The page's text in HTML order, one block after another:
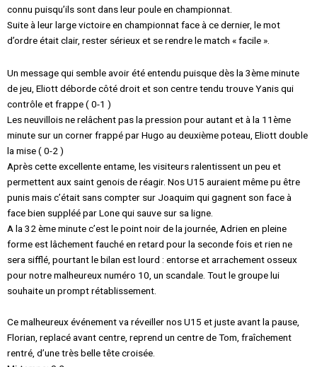
connu puisqu’ils sont dans leur poule en championnat.
Suite à leur large victoire en championnat face à ce dernier, le mot
d’ordre était clair, rester sérieux et se rendre le match « facile ».
Un message qui semble avoir été entendu puisque dès la 3ème minute
de jeu, Eliott déborde côté droit et son centre tendu trouve Yanis qui
contrôle et frappe ( 0-1 )
Les neuvillois ne relâchent pas la pression pour autant et à la 11ème
minute sur un corner frappé par Hugo au deuxième poteau, Eliott double
la mise ( 0-2 )
Après cette excellente entame, les visiteurs ralentissent un peu et
permettent aux saint genois de réagir. Nos U15 auraient même pu être
punis mais c’était sans compter sur Joaquim qui gagnent son face à
face bien suppléé par Lone qui sauve sur sa ligne.
A la 32 ème minute c’est le point noir de la journée, Adrien en pleine
forme est lâchement fauché en retard pour la seconde fois et rien ne
sera sifflé, pourtant le bilan est lourd : entorse et arrachement osseux
pour notre malheureux numéro 10, un scandale. Tout le groupe lui
souhaite un prompt rétablissement.
Ce malheureux événement va réveiller nos U15 et juste avant la pause,
Florian, replacé avant centre, reprend un centre de Tom, fraîchement
rentré, d’une très belle tête croisée.